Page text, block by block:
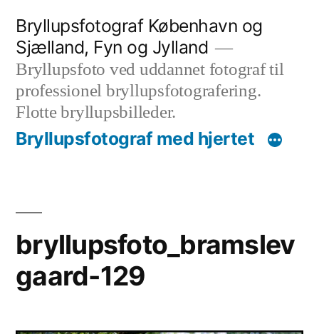
indhold
Bryllupsfotograf København og
Sjælland, Fyn og Jylland
Bryllupsfoto ved uddannet fotograf til
professionel bryllupsfotografering.
Flotte bryllupsbilleder.
Bryllupsfotograf med hjertet
bryllupsfoto_bramslev
gaard-129